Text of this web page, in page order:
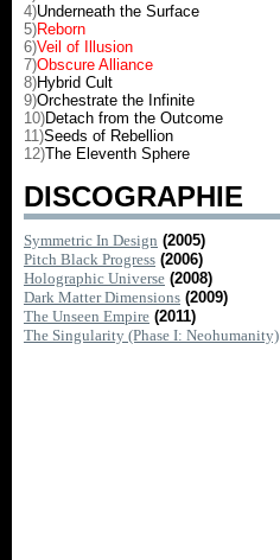
4)Underneath the Surface
5)Reborn
6)Veil of Illusion
7)Obscure Alliance
8)Hybrid Cult
9)Orchestrate the Infinite
10)Detach from the Outcome
11)Seeds of Rebellion
12)The Eleventh Sphere
DISCOGRAPHIE
Symmetric In Design (2005)
Pitch Black Progress (2006)
Holographic Universe (2008)
Dark Matter Dimensions (2009)
The Unseen Empire (2011)
The Singularity (Phase I: Neohumanity)